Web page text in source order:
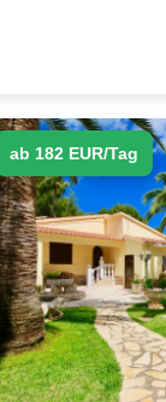
ab 182 EUR/Tag